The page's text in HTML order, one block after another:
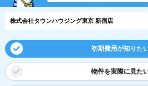
株式会社タウンハウジング東京 新宿店
初期費用が知りた
物件を実際に見た